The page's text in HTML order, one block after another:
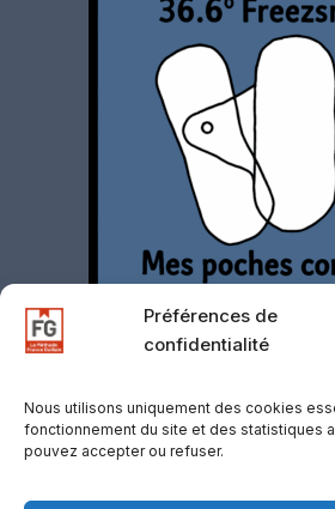
Préférences de
confidentialité
Nous utilisons uniquement des cookies
fonctionnement du site et des statistiques
pouvez accepter ou refuser.